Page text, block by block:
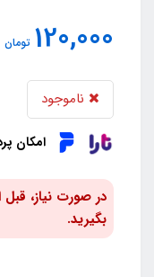
120,000 تومان
ناموجود
امکان
در صورت نیاز،
بگیرید.